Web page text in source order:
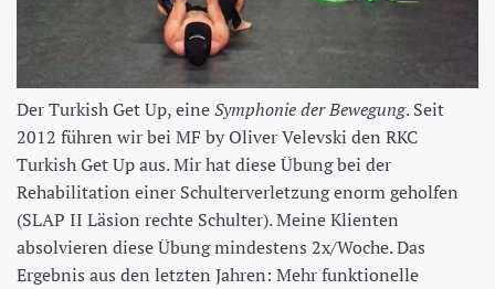
Der Turkish Get Up, eineSymphonie der Bewegung. Seit
2012 führen wir bei MF by Oliver Velevski den RKC
Turkish Get Up aus. Mir hat diese Übung bei der
Rehabilitation einer Schulterverletzung enorm geholfen
(SLAP II Läsion rechte Schulter). Meine Klienten
absolvieren diese Übung mindestens 2x/Woche. Das
Ergebnis aus den letzten Jahren: Mehr funktionelle